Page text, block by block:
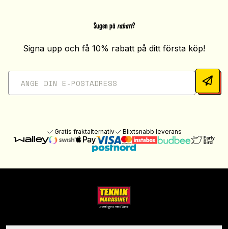
Sugen på rabatt?
Signa upp och få 10% rabatt på ditt första köp!
Gratis fraktalternativ Blixtsnabb leverans